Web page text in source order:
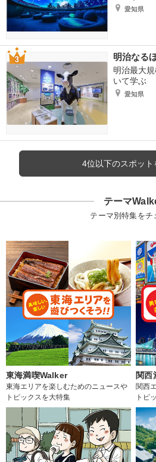
愛知県
明治なる
明治最大
いて学ぶ
愛知県
4位以下のスポット
テーマ
テーマ別特集をチ
東海満喫Walker
東海エリアを楽しむためのニュースや
トピックスを大特集
関西
関西
トピ